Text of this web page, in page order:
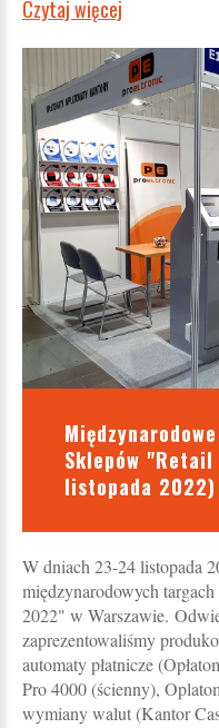
Czytaj więcej
Sklepów
listopada 2022)
W dniach 23-24 listopada
międzynarodowych
2022" w Warszawie.
zaprezentowaliśmy
automaty płatnicze
Pro 4000 (ścienny),
wymiany walut (Kantor